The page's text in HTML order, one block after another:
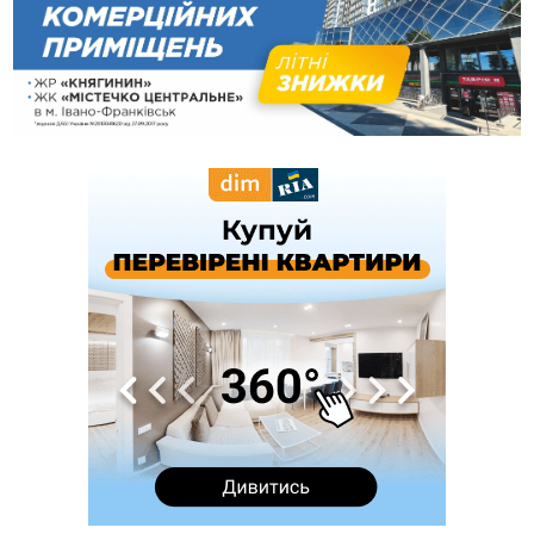
нового руху
12:57
У Франківську зафіксували найбільшу спеку за всю історію
спостережень
12:24
Лікування наркоманії Київ: чому важливо розпочати
терапію якомога раніше
тисяч гривень у валюті, засудили до 5 років
Податкова передасть в Міноборони для "Оберегу" дані про
чоловіків 18–60 років
Водійка, яку на Сухомлинського побив інший керманич,
відмовилася від обвинувачення — справу закрили
У Франківську, Коломиї, Долині та Яремче 6 серпня
зафіксували рекордну спеку
Змушував надсилати інтимні фото: на Прикарпатті
затримали підозрюваного у розбещенні малолітньої
АМКУ розпочав справу проти Гвіздецької селищної ради
через різні ставки земельного податку
Синоптики попереджають про значний дощ на Прикарпатті
до кінця п'ятниці
Нафтогазову площу на межі Прикарпаття та Львівщини